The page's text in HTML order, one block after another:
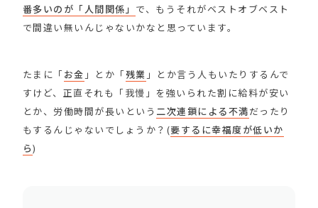
番多いのが「人間関係」 で、もうそれがベストオブベスト
で間違い無いんじゃないかなと思っています。
たまに「お金 」とか「残業 」とか言う人もいたりするんで
すけど、正直それも「我慢」を強いられた割に給料が安い
とか、労働時間が長いという 二次連鎖による不満だったり
もするんじゃないでしょうか？(要するに幸福度が低いか
ら)